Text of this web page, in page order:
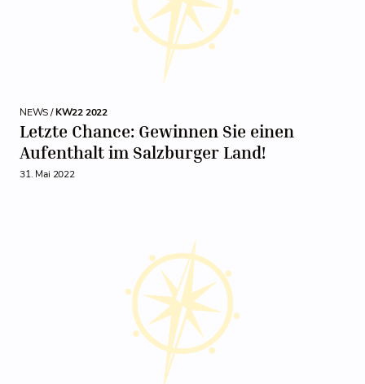
NEWS /KW22 2022
Letzte Chance: Gewinnen Sie einen
Aufenthalt im Salzburger Land!
31. Mai 2022